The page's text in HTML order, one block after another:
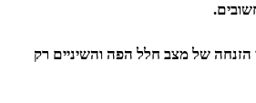
הזנחה של מצב חלל הפה והשיניים רק